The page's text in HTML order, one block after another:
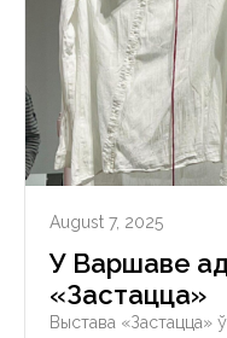
August 7, 2025
У Варшаве
«Застацца»
Выстава «Застацца»